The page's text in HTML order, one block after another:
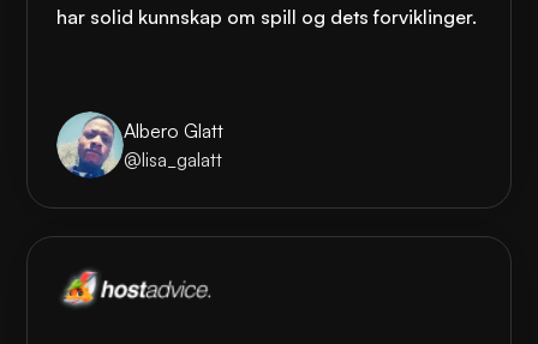
har solid kunnskap om spill og dets forviklinger.
Albero Glatt
@lisa_galatt